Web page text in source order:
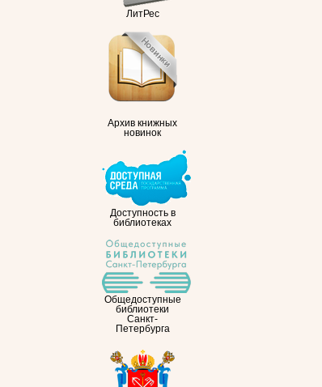
ЛитРес
Архив книжных
новинок
Доступность в
библиотеках
Общедоступные
библиотеки
Санкт-
Петербурга